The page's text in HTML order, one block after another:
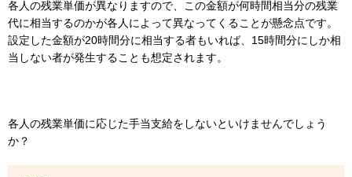
各人の残業単価が異なりますので、この金額が何時間相当分の残業
代に相当するのかが各人によって異なってくることが懸念点です。
設定した金額が20時間分に相当する者もいれば、15時間分にしか相
当しない者が発生することも想定されます。
各人の残業単価に応じた手当支給をしないといけませんでしょう
か？